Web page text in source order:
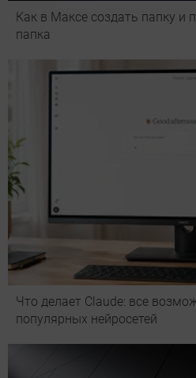
Как в Максе создать папку и
папка
Что делает Сlaude: все
популярных нейросетей